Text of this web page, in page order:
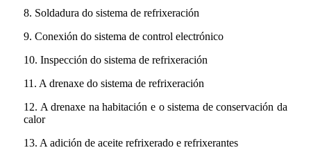
8. Soldadura do sistema de refrixeración
9. Conexión do sistema de control electrónico
10. Inspección do sistema de refrixeración
11. A drenaxe do sistema de refrixeración
12. A drenaxe na habitación e o sistema de conservación da
calor
13. A adición de aceite refrixerado e refrixerantes